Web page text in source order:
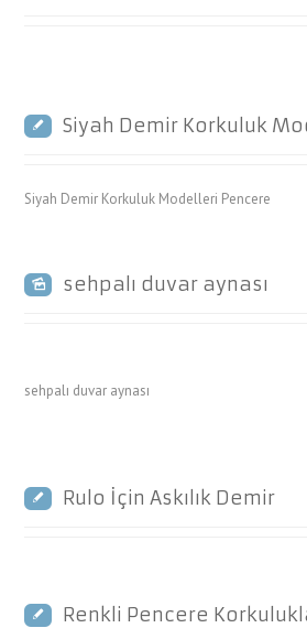
Siyah Demir Korkuluk
Siyah Demir Korkuluk Modelleri Pencere
sehpalı duvar aynası
sehpalı duvar aynası
Rulo İçin Askılık Demir
Renkli Pencere